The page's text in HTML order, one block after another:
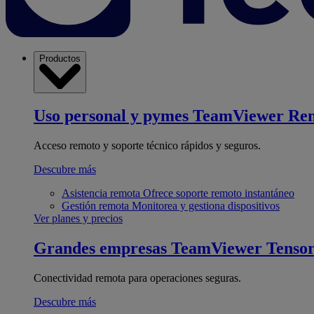
Productos
Uso personal y pymes TeamViewer
Acceso remoto y soporte técnico rápidos y seguros.
Descubre más
Asistencia remota Ofrece soporte remoto instantáneo
Gestión remota Monitorea y gestiona dispositivos
Ver planes y precios
Grandes empresas TeamViewer Tensor
Conectividad remota para operaciones seguras.
Descubre más